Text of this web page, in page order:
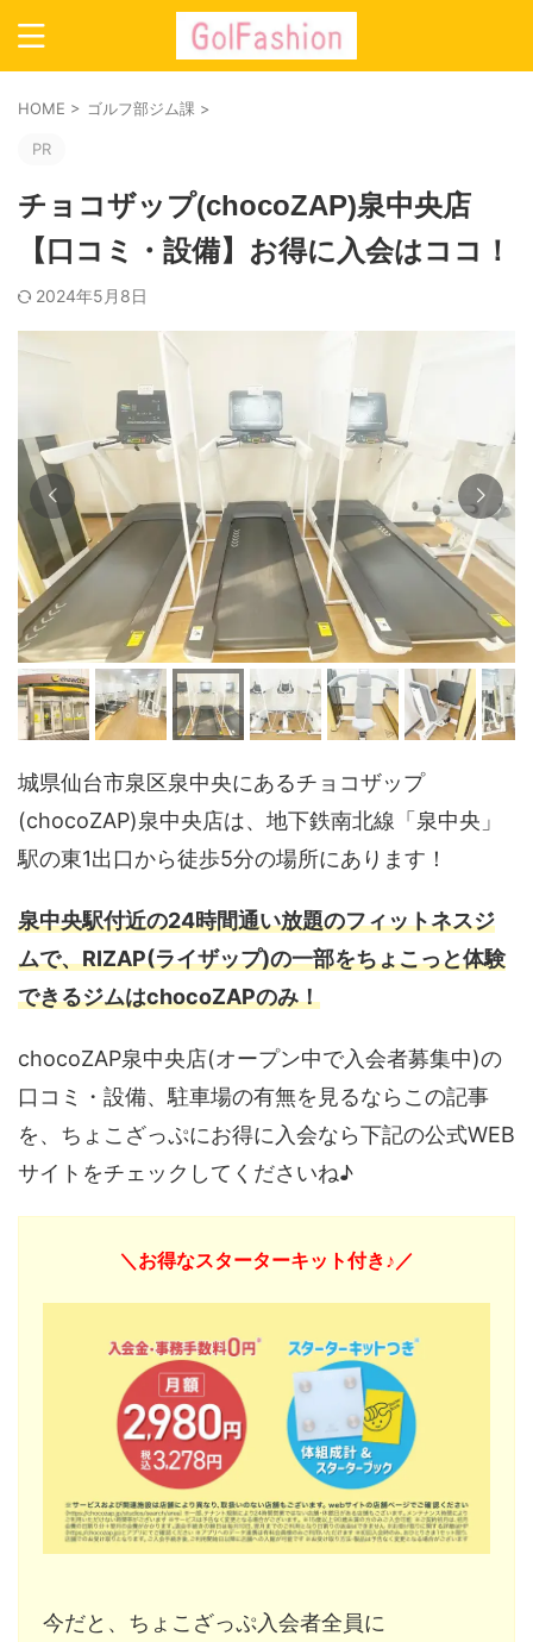
HOME > ゴルフ部ジム課 >
PR
チョコザップ(chocoZAP)泉中央店
【口コミ・設備】お得に入会はココ！
2024年5月8日
城県仙台市泉区泉中央にあるチョコザップ
(chocoZAP)泉中央店は、地下鉄南北線「泉中央」
駅の東1出口から徒歩5分の場所にあります！
泉中央駅付近の24時間通い放題のフィットネスジ
ムで、RIZAP(ライザップ)の一部をちょこっと体験
できるジムはchocoZAPのみ！
chocoZAP泉中央店(オープン中で入会者募集中)の
口コミ・設備、駐車場の有無を見るならこの記事
を、ちょこざっぷにお得に入会なら下記の公式WEB
サイトをチェックしてくださいね♪
＼お得なスターターキット付き♪／
今だと、ちょこざっぷ入会者全員に